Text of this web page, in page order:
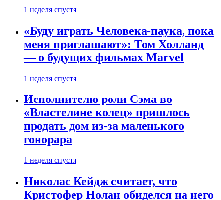
1 неделя спустя
«Буду играть Человека-паука, пока
меня приглашают»: Том Холланд
— о будущих фильмах Marvel
1 неделя спустя
Исполнителю роли Сэма во
«Властелине колец» пришлось
продать дом из-за маленького
гонорара
1 неделя спустя
Николас Кейдж считает, что
Кристофер Нолан обиделся на него